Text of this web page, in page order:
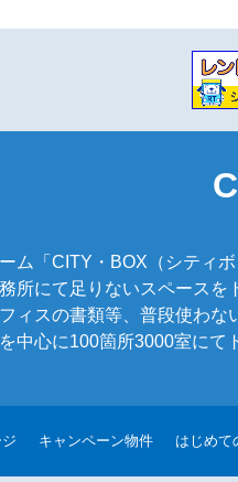
ム「CITY・BOX（シティ
所にて足りないスペースを
ィスの書類等、普段使わ
中心に100箇所3000室にて
キャンペーン物件 はじめて